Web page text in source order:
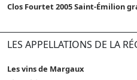
Clos Fourtet 2005 Saint-Émilion
LES APPELLATIONS DE LA
Les vins de Margaux